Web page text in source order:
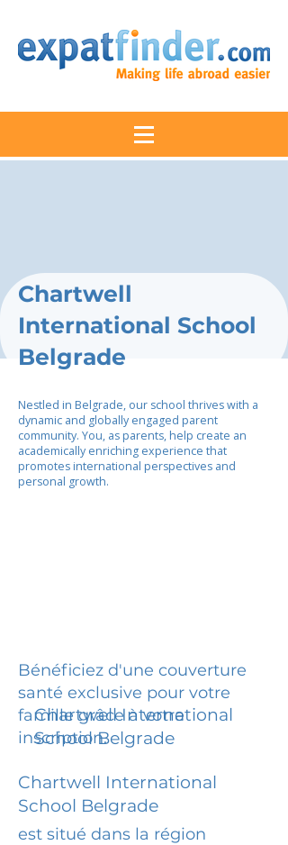
Chartwell
International School
Belgrade
Nestled in Belgrade, our school thrives with a
dynamic and globally engaged parent
community. You, as parents, help create an
academically enriching experience that
promotes international perspectives and
personal growth.
Bénéficiez d'une couverture
santé exclusive pour votre
famille grâce à votre
inscription.
Chartwell International
School Belgrade
Chartwell International
School Belgrade
est situé dans la région